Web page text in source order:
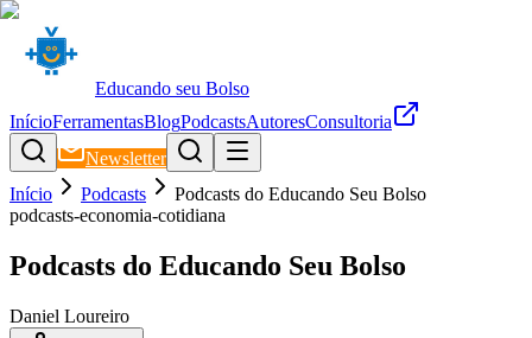
Educando seu Bolso
InícioFerramentasBlogPodcastsAutoresConsultoria
Newsletter
Início
Podcasts
Podcasts do Educando Seu Bolso
podcasts-economia-cotidiana
Podcasts do Educando Seu Bolso
Daniel Loureiro